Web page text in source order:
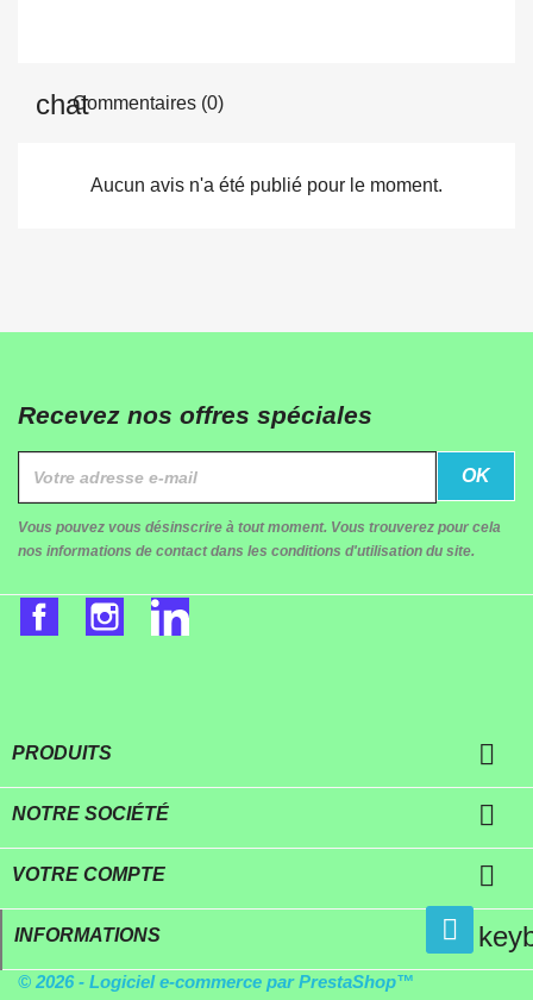
Commentaires (0)
Aucun avis n'a été publié pour le moment.
Recevez nos offres spéciales
Vous pouvez vous désinscrire à tout moment. Vous trouverez pour cela
nos informations de contact dans les conditions d'utilisation du site.
FacebookInstagram
PRODUITS 
NOTRE SOCIÉTÉ 
VOTRE COMPTE 
INFORMATIONS
© 2026 - Logiciel e-commerce par PrestaShop™